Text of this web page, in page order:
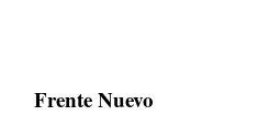
Frente Nuevo